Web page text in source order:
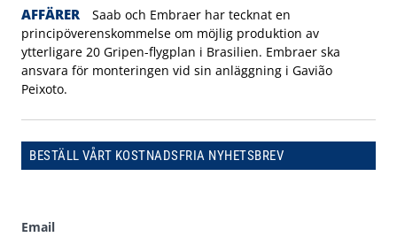
AFFÄRER
Saab och Embraer har tecknat en
principöverenskommelse om möjlig produktion av
ytterligare 20 Gripen-flygplan i Brasilien. Embraer ska
ansvara för monteringen vid sin anläggning i Gavião
Peixoto.
BESTÄLL VÅRT KOSTNADSFRIA NYHETSBREV
Email